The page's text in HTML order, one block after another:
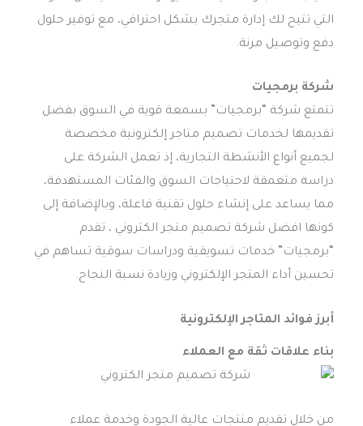
التي تتيح لك إدارة متجرك بشكل احترافي، مع توفير حلول
دفع وتوصيل مرنة.
شركة برمجيات
تتمتع شركة “برمجيات” بسمعة قوية في السوق بفضل
تقديمها لخدمات تصميم متاجر إلكترونية مخصصة
لجميع أنواع الأنشطة التجارية، إذ تعمل الشركة على
دراسة متعمقة لاحتياجات السوق والفئات المستهدفة،
مما يساعد على إنشاء حلول تقنية فاعلة، وبالإضافة إلى
كونها افضل شركة تصميم متجر الكتروني ، تقدم
“برمجيات” خدمات تسويقية ودراسات سوقية تساهم في
تحسين أداء المتجر الإلكتروني وزيادة نسبة النجاح.
أبرز فوائد المتاجر الإلكترونية
بناء علاقات ثقة مع العملاء
من خلال تقديم منتجات عالية الجودة وخدمة عملاء